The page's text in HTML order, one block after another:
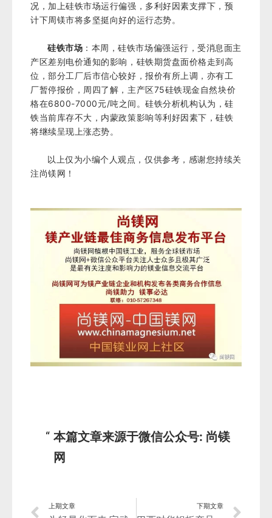
况，加上硅铁市场运行偏强，多利好因素支撑下，预
计下周镁市将多坚挺向好的运行态势。
硅铁市场 ：本周，硅铁市场偏强运行，受消息面主
产区差别电价通知的影响，硅铁期货盘面价格走到高
位，部分工厂后市信心较好，报价有所上调，亦有工
厂暂停报价，周四了解，主产区75硅铁现金自然块价
格在6800-7000元/吨之间。硅铁分析机构认为，硅
铁当前库存不大，内蒙政策影响等利好因素下，硅铁
将继续呈现上涨态势。
以上仅为小编个人观点，仅供参考，感谢您持续关
注尚镁网！
本篇文章来源于微信公众号: 尚镁
网
上期文章 下期文章